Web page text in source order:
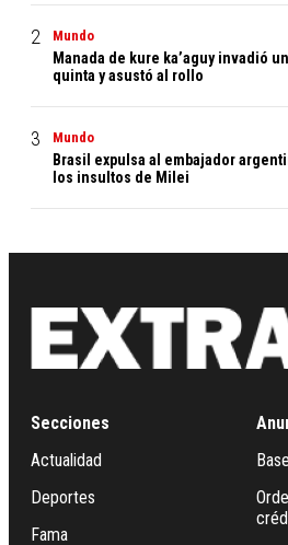
Mundo
Manada de kure ka’aguy invadió
quinta y asustó al rollo
Mundo
Brasil expulsa al embajador
los insultos de Milei
Secciones
Actualidad
Deportes
Fama